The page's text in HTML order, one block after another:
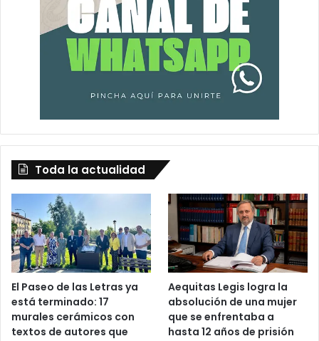
Toda la actualidad
El Paseo de las Letras ya
está terminado: 17
murales cerámicos con
textos de autores que
Aequitas Legis logra la
absolución de una mujer
que se enfrentaba a
hasta 12 años de prisión